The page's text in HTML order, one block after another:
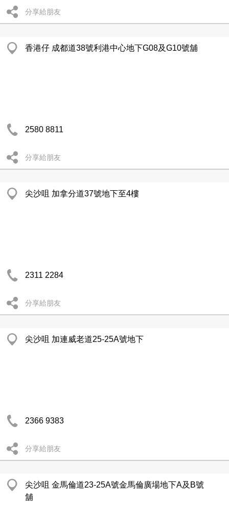
分享給朋友
香港仔 成都道38號利港中心地下G08及G10號舖
2580 8811
分享給朋友
尖沙咀 加拿分道37號地下至4樓
2311 2284
分享給朋友
尖沙咀 加連威老道25-25A號地下
2366 9383
分享給朋友
尖沙咀 金馬倫道23-25A號金馬倫廣場地下A及B號
舖